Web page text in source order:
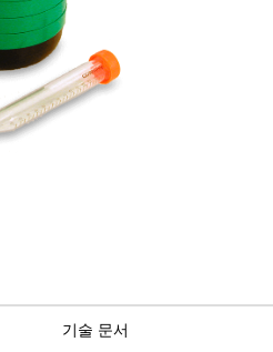
기술 문서